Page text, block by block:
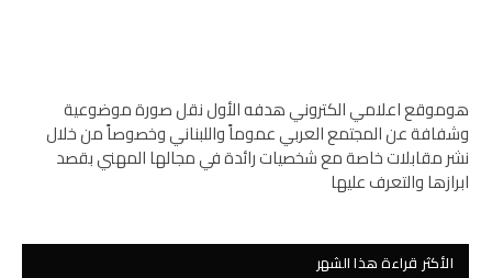
هوموقع اعلامي الكتروني هدفه الأول نقل صورة موضوعية
وشفافة عن المجتمع العربي عموماً واللبناني وخصوصاً من خلال
نشر مقابلات خاصة مع شخصيات رائدة في مجالها المهني بقصد
ابرازها والتعرف عليها
الأكثر قراءة هذا الشهر